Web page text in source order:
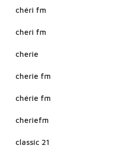
chéri fm
cheri fm
cherie
cherie fm
chérie fm
cheriefm
classic 21